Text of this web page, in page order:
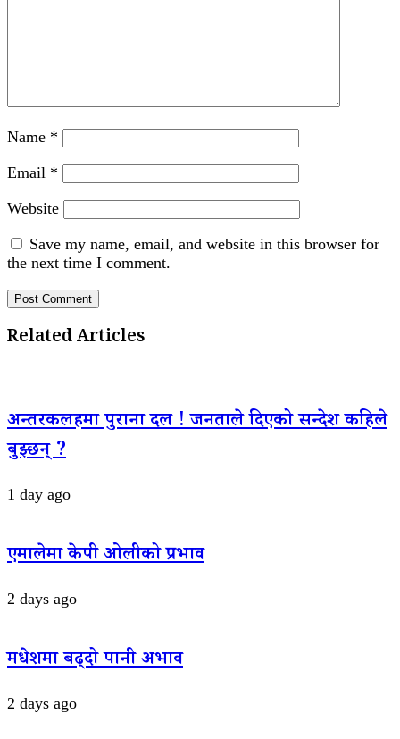
Name *
Email *
Website
Save my name, email, and website in this browser for
the next time I comment.
Related Articles
अन्तरकलहमा पुराना दल ! जनताले दिएको सन्देश कहिले
बुझ्छन् ?
1 day ago
एमालेमा केपी ओलीको प्रभाव
2 days ago
मधेशमा बढ्दो पानी अभाव
2 days ago